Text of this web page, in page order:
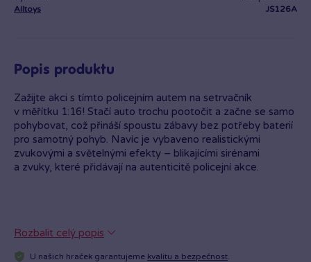
Alltoys
JS126A
Popis produktu
Zažijte akci s tímto policejním autem na setrvačník
v měřítku 1:16! Stačí auto trochu pootočit a začne se samo
pohybovat, což přináší spoustu zábavy bez potřeby baterií
pro samotný pohyb. Navíc je vybaveno realistickými
zvukovými a světelnými efekty – blikajícími sirénami
a zvuky, které přidávají na autenticitě policejní akce.
připravené k okamžitému použití. Perfektní pro malé
fanoušky policejních misí a pro rozvoj jejich kreativity
Rozbalit celý popis
U našich hraček garantujeme kvalitu a bezpečnost.